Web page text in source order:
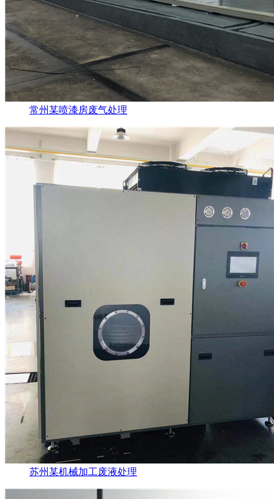
常州某喷漆房废气处理
苏州某机械加工废液处理